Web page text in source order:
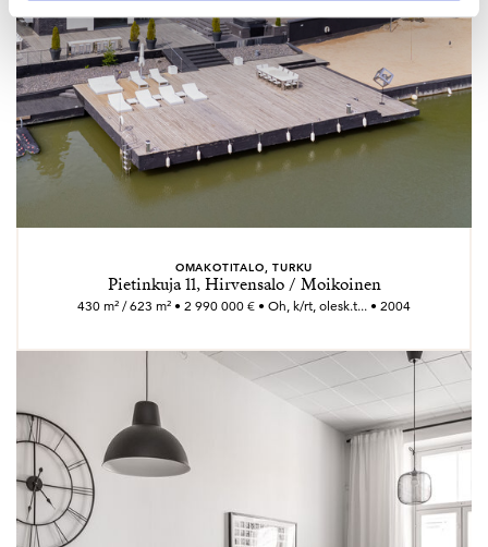
OMAKOTITALO, TURKU
Pietinkuja 11, Hirvensalo / Moikoinen
430 m² / 623 m² • 2 990 000 € • Oh, k/rt, olesk.t... • 2004